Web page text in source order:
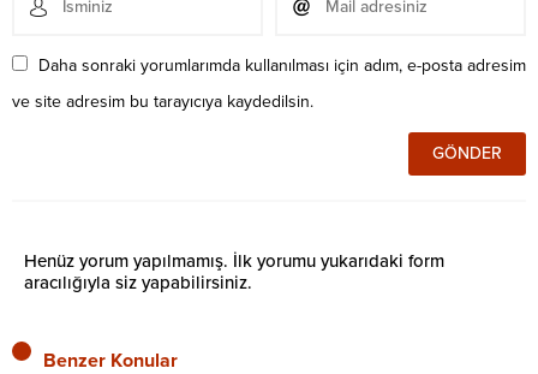
Daha sonraki yorumlarımda kullanılması için adım, e-posta adresim
ve site adresim bu tarayıcıya kaydedilsin.
Henüz yorum yapılmamış. İlk yorumu yukarıdaki form
aracılığıyla siz yapabilirsiniz.
Benzer Konular